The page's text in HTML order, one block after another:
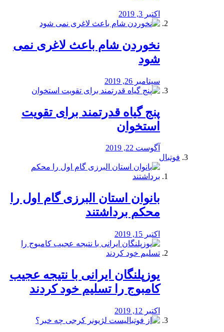
اکتبر 3, 2019
نخوردن شام باعث لاغری نمی
‌شود
سپتامبر 26, 2019
پنج گیاه قدرتمند برای تقویت
استخوان
آگوست 22, 2019
فوتبال
بانوان استان البرزی گام اول را
محكم برداشتند
اکتبر 15, 2019
یوزپلنگان ایرانی با نتیجه عجیب
کامبوج را تسلیم خود کردند
اکتبر 12, 2019